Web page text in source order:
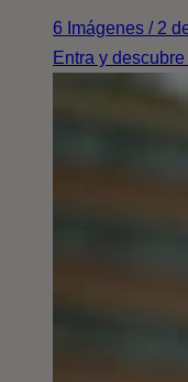
6 Imágenes / 2
Entra y